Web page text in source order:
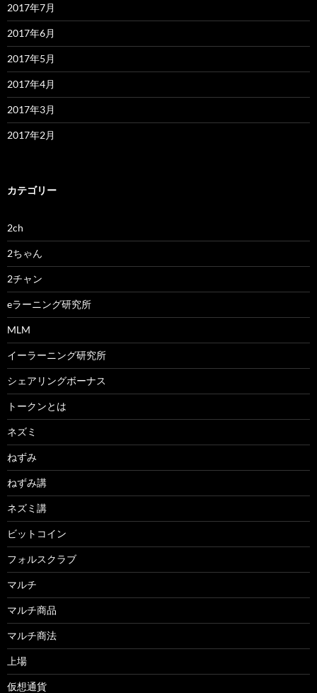
2017年7月
2017年6月
2017年5月
2017年4月
2017年3月
2017年2月
カテゴリー
2ch
2ちゃん
2チャン
eラーニング研究所
MLM
イーラーニング研究所
シェアリングボーナス
トークンとは
ネズミ
ねずみ
ねずみ講
ネズミ講
ビットコイン
フォルスクラブ
マルチ
マルチ商品
マルチ商法
上場
仮想通貨